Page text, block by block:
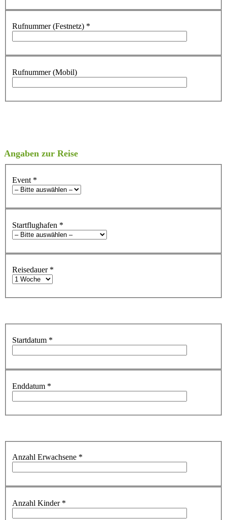
Rufnummer (Festnetz) *
Rufnummer (Mobil)
Angaben zur Reise
Event *
Startflughafen *
Reisedauer *
Startdatum *
Enddatum *
Anzahl Erwachsene *
Anzahl Kinder *